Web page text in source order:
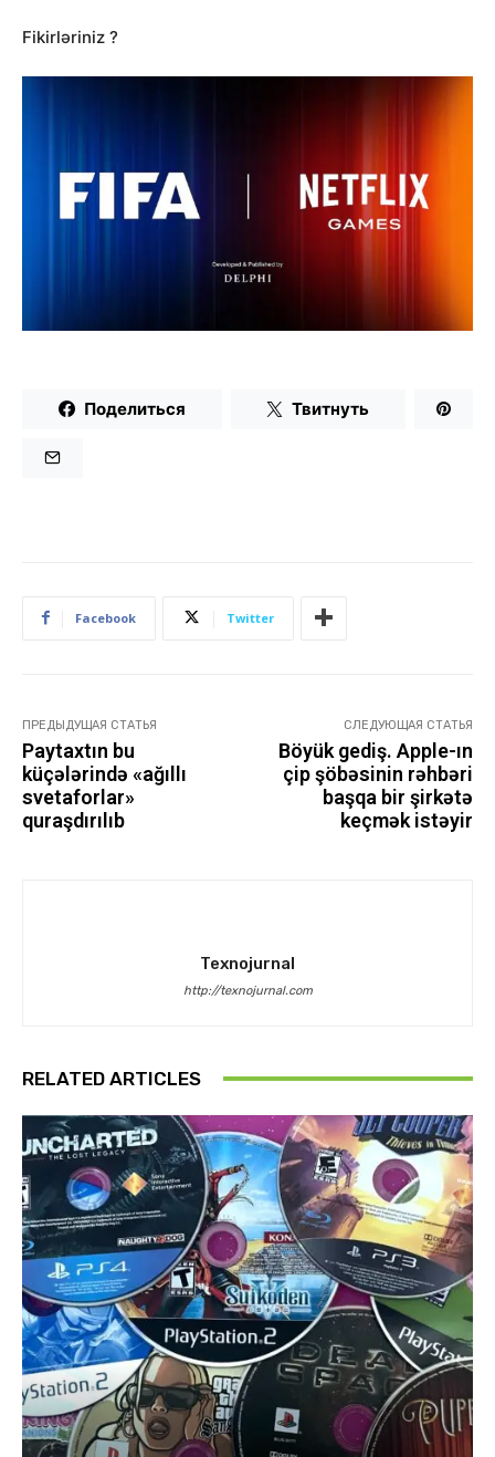
Fikirləriniz ?
Поделиться Твитнуть
Facebook Twitter
ПРЕДЫДУЩАЯ СТАТЬЯ
Paytaxtın bu
küçələrində «ağıllı
svetaforlar»
quraşdırılıb
СЛЕДУЮЩАЯ СТАТЬЯ
Böyük gediş. Apple-ın
çip şöbəsinin rəhbəri
başqa bir şirkətə
keçmək istəyir
Texnojurnal
http://texnojurnal.com
RELATED ARTICLES